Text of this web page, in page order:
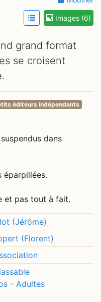
Images (6)
grand format
se croisent
éditeurs indépendants
dans
éparpillées.
et pas tout à fait.
(Jérôme)
(Florent)
- Adultes